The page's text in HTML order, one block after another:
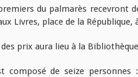
du palmarès recevront
Livres, place de la République,
prix aura lieu à la
composé de seize